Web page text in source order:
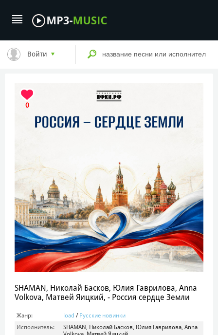
Войти
0
SHAMAN, Николай Басков, Юлия Гаврилова, Anna
Volkova, Матвей Яицкий, - Россия сердце Земли
Жанр: load / Русские новинки
Исполнитель:
SHAMAN, Николай Басков, Юлия Гаврилова, Anna